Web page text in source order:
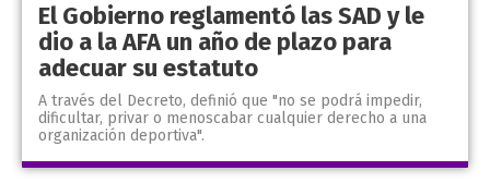
El Gobierno reglamentó las SAD y le
dio a la AFA un año de plazo para
adecuar su estatuto
A través del Decreto, definió que "no se podrá impedir,
dificultar, privar o menoscabar cualquier derecho a una
organización deportiva".